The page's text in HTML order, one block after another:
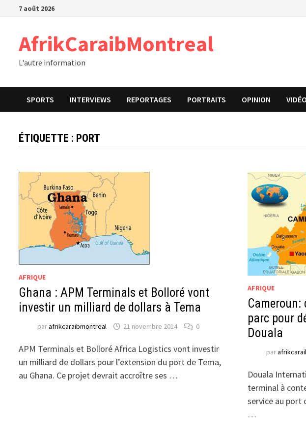
Passer7 août 2026
AfrikCaraibMontreal
L'autre information
SPORTS INTERVIEWS REPORTAGES PORTRAITS OPINION
ÉTIQUETTE : PORT
AFRIQUE
Ghana : APM Terminals et Bolloré vont
investir un milliard de dollars à Tema
parafrikcaraibmontreal 21 novembre 2014 0
APM Terminals et Bolloré Africa Logistics vont investir
un milliard de dollars pour l’extension du port de Tema,
au Ghana. Ce projet devrait accroître ses …
AFRIQUE
parc pour
Douala
par
Douala
terminal à
service au port
…